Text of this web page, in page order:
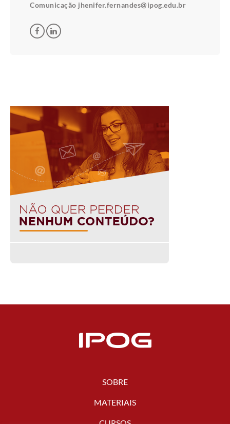
Comunicação jhenifer.fernandes@ipog.edu.br
SOBRE
MATERIAIS